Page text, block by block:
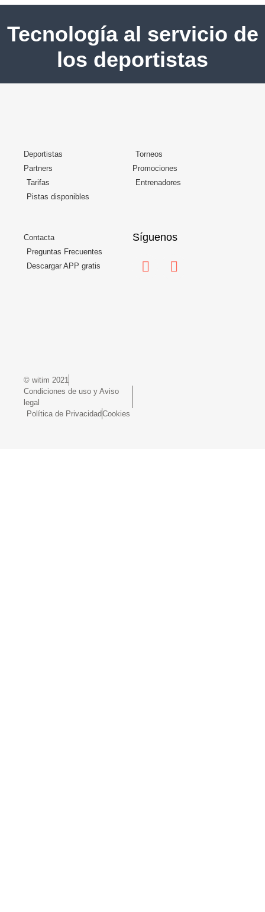
Tecnología al servicio de
los deportistas
Deportistas
Partners
Tarifas
Pistas disponibles
Torneos
Promociones
Entrenadores
Contacta
Preguntas Frecuentes
Descargar APP gratis
Síguenos
© witim 2021
Condiciones de uso y Aviso
legal
Política de PrivacidadCookies